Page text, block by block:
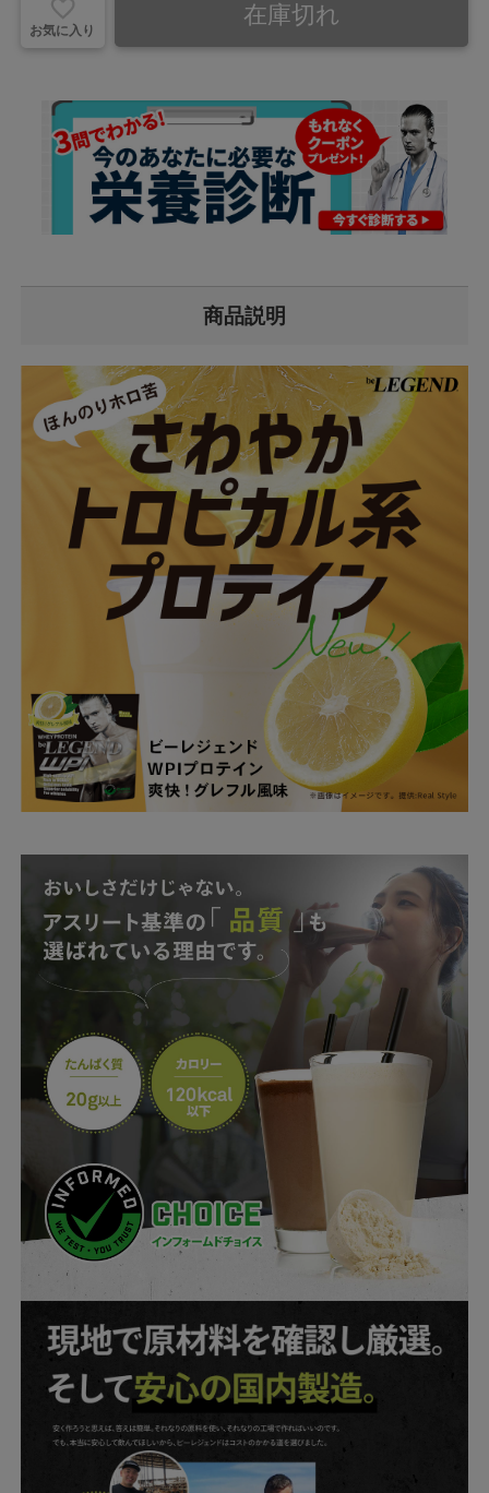
お気に入り
在庫切れ
商品説明